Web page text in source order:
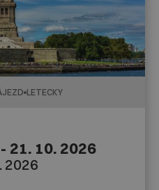
LETECKY
21. 10. 2026
2026